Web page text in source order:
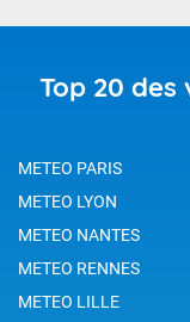
Top 20 des
METEO PARIS
METEO LYON
METEO NANTES
METEO RENNES
METEO LILLE